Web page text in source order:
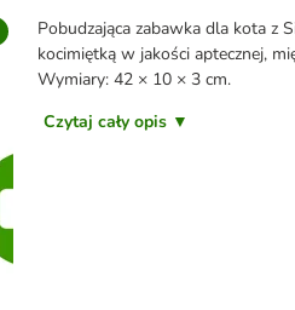
Pobudzająca zabawka dla kota z
kocimiętką w jakości aptecznej,
Wymiary: 42 × 10 × 3 cm.
Czytaj cały opis ▼